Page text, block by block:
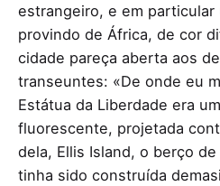
estrangeiro, e em particular
provindo de África, de cor
cidade pareça aberta aos
transeuntes: «De onde eu
Estátua da Liberdade era
fluorescente, projetada
dela, Ellis Island, o berço
tinha sido construída